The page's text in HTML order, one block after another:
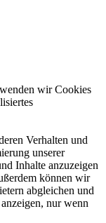
wir Cookies
Verhalten und
unserer
Inhalte anzuzeigen
können wir
abgleichen und
nur wenn